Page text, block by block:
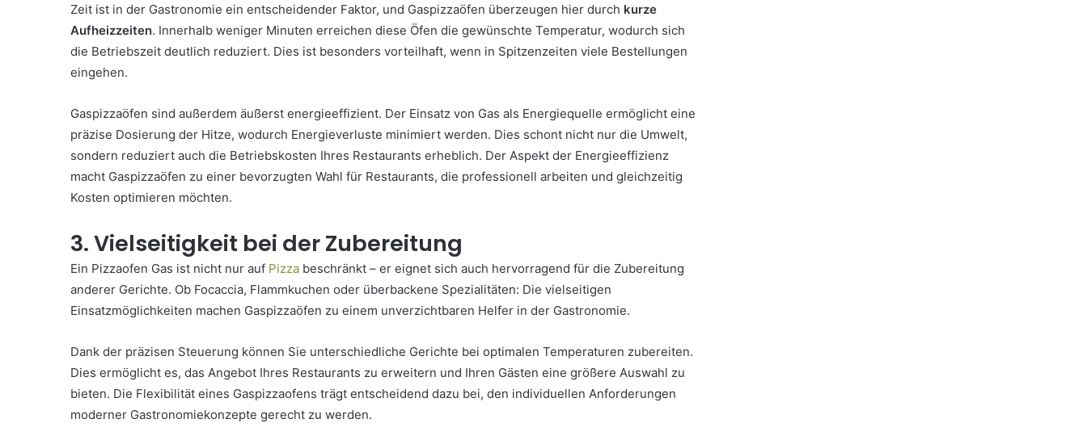
Zeit ist in der Gastronomie ein entscheidender Faktor, und Gaspizzaöfen überzeugen hier durch kurze
Aufheizzeiten. Innerhalb weniger Minuten erreichen diese Öfen die gewünschte Temperatur, wodurch sich
die Betriebszeit deutlich reduziert. Dies ist besonders vorteilhaft, wenn in Spitzenzeiten viele Bestellungen
eingehen.
Gaspizzaöfen sind außerdem äußerst energieeffizient. Der Einsatz von Gas als Energiequelle ermöglicht eine
präzise Dosierung der Hitze, wodurch Energieverluste minimiert werden. Dies schont nicht nur die Umwelt,
sondern reduziert auch die Betriebskosten Ihres Restaurants erheblich. Der Aspekt der Energieeffizienz
macht Gaspizzaöfen zu einer bevorzugten Wahl für Restaurants, die professionell arbeiten und gleichzeitig
Kosten optimieren möchten.
3. Vielseitigkeit bei der Zubereitung
Ein Pizzaofen Gas ist nicht nur auf Pizza beschränkt – er eignet sich auch hervorragend für die Zubereitung
anderer Gerichte. Ob Focaccia, Flammkuchen oder überbackene Spezialitäten: Die vielseitigen
Einsatzmöglichkeiten machen Gaspizzaöfen zu einem unverzichtbaren Helfer in der Gastronomie.
Dank der präzisen Steuerung können Sie unterschiedliche Gerichte bei optimalen Temperaturen zubereiten.
Dies ermöglicht es, das Angebot Ihres Restaurants zu erweitern und Ihren Gästen eine größere Auswahl zu
bieten. Die Flexibilität eines Gaspizzaofens trägt entscheidend dazu bei, den individuellen Anforderungen
moderner Gastronomiekonzepte gerecht zu werden.